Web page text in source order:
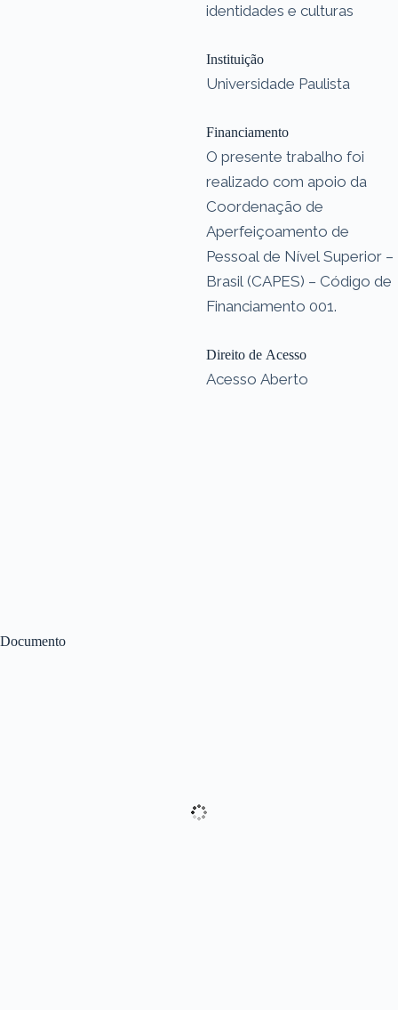
Documento
identidades e culturas
Instituição
Universidade Paulista
Financiamento
O presente trabalho foi
realizado com apoio da
Coordenação de
Aperfeiçoamento de
Pessoal de Nível Superior –
Brasil (CAPES) – Código de
Financiamento 001.
Direito de Acesso
Acesso Aberto